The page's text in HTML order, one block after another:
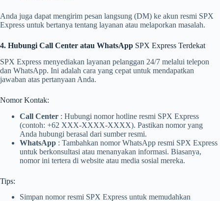
Anda juga dapat mengirim pesan langsung (DM) ke akun resmi SPX
Express untuk bertanya tentang layanan atau melaporkan masalah.
4. Hubungi Call Center atau WhatsApp SPX Express Terdekat
SPX Express menyediakan layanan pelanggan 24/7 melalui telepon
dan WhatsApp. Ini adalah cara yang cepat untuk mendapatkan
jawaban atas pertanyaan Anda.
Nomor Kontak:
Call Center : Hubungi nomor hotline resmi SPX Express
(contoh: +62 XXX-XXXX-XXXX). Pastikan nomor yang
Anda hubungi berasal dari sumber resmi.
WhatsApp : Tambahkan nomor WhatsApp resmi SPX Express
untuk berkonsultasi atau menanyakan informasi. Biasanya,
nomor ini tertera di website atau media sosial mereka.
Tips:
Simpan nomor resmi SPX Express untuk memudahkan